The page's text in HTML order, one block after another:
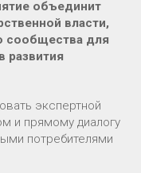
объединит
власти,
сообщества для
развития
экспертной
и прямому диалогу
потребителями